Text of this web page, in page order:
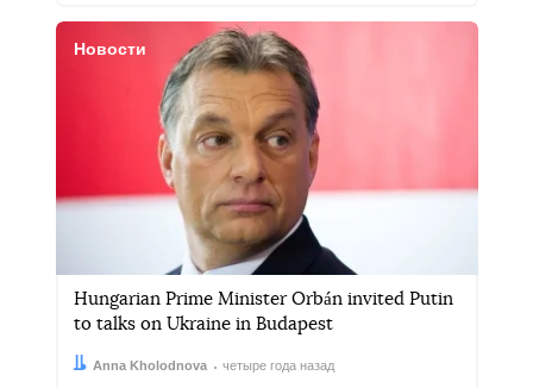
Новости
Hungarian Prime Minister Orbán invited Putin
to talks on Ukraine in Budapest
Автор:
Anna Kholodnova
Дата: четыре года назад